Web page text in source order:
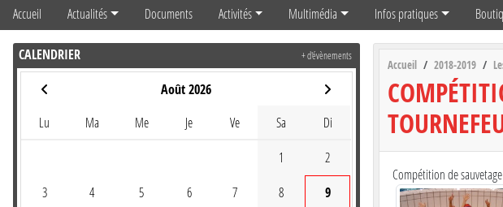
Accueil Actualités Documents Activités Multimédia Infos pratiques
Accueil 2018-2019
Compétition de
CALENDRIER
Août 2026
Lu Ma Me Je Ve Sa Di
1 2
3 4 5 6 7 8 9
+ d'évènements